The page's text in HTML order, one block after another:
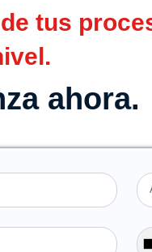
tus
ahora.